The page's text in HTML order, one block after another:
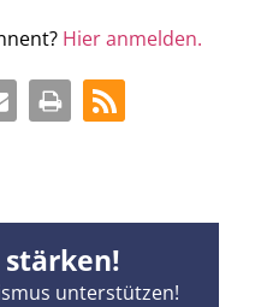
Hier anmelden.
stärken!
unterstützen!